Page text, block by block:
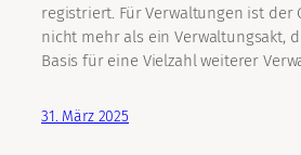
registriert. Für Verwaltungen ist der
nicht mehr als ein Verwaltungsakt,
Basis für eine Vielzahl weiterer
31. März 2025